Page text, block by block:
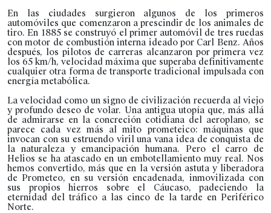
En las ciudades surgieron algunos de los primeros
automóviles que comenzaron a prescindir de los animales de
tiro. En 1885 se construyó el primer automóvil de tres ruedas
con motor de combustión interna ideado por Carl Benz. Años
después, los pilotos de carreras alcanzaron por primera vez
los 65 km/h, velocidad máxima que superaba definitivamente
cualquier otra forma de transporte tradicional impulsada con
energía metabólica.
La velocidad como un signo de civilización recuerda al viejo
y profundo deseo de volar. Una antigua utopía que, más allá
de admirarse en la concreción cotidiana del aeroplano, se
parece cada vez más al mito prometeico: máquinas que
invocan con su estruendo viril una vana idea de conquista de
la naturaleza y emancipación humana. Pero el carro de
Helios se ha atascado en un embotellamiento muy real. Nos
hemos convertido, más que en la versión astuta y liberadora
de Prometeo, en su versión encadenada, inmovilizada con
sus propios hierros sobre el Cáucaso, padeciendo la
eternidad del tráfico a las cinco de la tarde en Periférico
Norte.